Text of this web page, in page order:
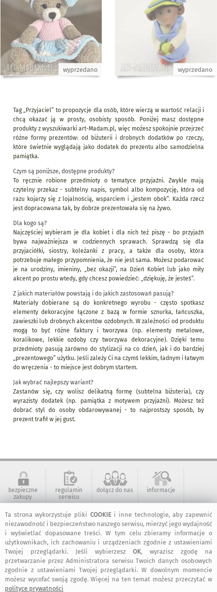
wyprzedano wyprzedano
Tag „Przyjaciel” to propozycje dla osób, które wierzą w wartość relacji i
chcą okazać ją w prosty, osobisty sposób. Poniżej masz dostępne
produkty z wyszukiwarki art-Madam.pl, więc możesz spokojnie przejrzeć
różne formy prezentów: od biżuterii i drobnych dodatków po rzeczy,
które świetnie wyglądają jako dodatek do prezentu albo samodzielna
pamiątka.
Czym są poniższe, dostępne produkty?
To ręcznie robione przedmioty o tematyce przyjaźni. Zwykle mają
czytelny przekaz - subtelny napis, symbol albo kompozycję, która od
razu kojarzy się z lojalnością, wsparciem i „jestem obok”. Każda rzecz
jest dopracowana tak, by dobrze prezentowała się na żywo.
Dla kogo są?
Najczęściej wybieram je dla kobiet i dla nich też piszę - bo przyjaźń
bywa najważniejsza w codziennych sprawach. Sprawdzą się dla
przyjaciółki, siostry, koleżanki z pracy, a także dla osoby, która
potrzebuje małego przypomnienia, że nie jest sama. Możesz podarować
je na urodziny, imieniny, „bez okazji”, na Dzień Kobiet lub jako miły
akcent po prostu wtedy, gdy chcesz powiedzieć: „dziękuję, że jesteś”.
Z jakich materiałów powstają i do jakich zastosowań pasują?
Materiały dobierane są do konkretnego wyrobu - często spotkasz
elementy dekoracyjne łączone z bazą w formie sznurka, łańcuszka,
zawieszki lub drobnych akcentów ozdobnych. W zależności od produktu
mogą to być różne faktury i tworzywa (np. elementy metalowe,
koralikowe, lekkie ozdoby czy tworzywa dekoracyjne). Dzięki temu
przedmioty pasują zarówno do stylizacji na co dzień, jak i do bardziej
„prezentowego” użytku. Jeśli zależy Ci na czymś lekkim, ładnym i łatwym
do wręczenia - to miejsce jest dobrym startem.
Jak wybrać najlepszy wariant?
Zastanów się, czy wolisz delikatną formę (subtelna biżuteria), czy
wyrazisty dodatek (np. pamiątka z motywem przyjaźni). Możesz też
dobrać styl do osoby obdarowywanej - to najprostszy sposób, by
prezent trafił w jej gust.
Ta strona wykorzystuje pliki COOKIEi inne technologie, aby zapewnić
niezawodność i bezpieczeństwo naszego serwisu, mierzyć jego wydajność
i wyświetlać dopasowane treści. W tym celu zbieramy informacje o
użytkownikach, ich zachowaniu i urządzeniach zgodnie z ustawieniami
Twojej przeglądarki. Jeśli wybierzeszOK, wyrazisz zgodę na
przetwarzanie przez Administratora serwisu Twoich danych osobowych
zgodnie z ustawieniami Twojej przeglądarki. W dowolnym momencie
możesz wycofać swoją zgodę. Więcej na ten temat możesz przeczytać w
polityce prywatności
bezpieczne
zakupy
regulamin
serwisu
dołącz do nas informacje
kontakt
artMadam na
Facebook-u
art-Madam na
Instagram
art-Madam na
Pinterest
2011-2026 © ArtMadam
Wszelkie prawa zastrzeżone.